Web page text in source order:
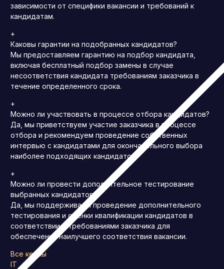
зависимости от специфики вакансии и требований к
кандидатам.
+
Каковы гарантии на подобранных кандидатов?
Мы предоставляем гарантию на подбор кандидата,
включая бесплатный подбор замены в случае
несоответствия кандидата требованиям заказчика в
течение определенного срока.
+
Можно ли участвовать в процессе отбора кандидатов?
Да, мы приветствуем участие заказчика в процессе
отбора и рекомендуем проведение собственных
интервью с кандидатами для окончательного выбора
наиболее подходящих кандидатов.
+
Можно ли провести дополнительное тестирование
выбранных кандидатов?
Да, мы поддерживаем проведение дополнительного
тестирования и оценки квалификации кандидатов в
соответствии с требованиями заказчика для
обеспечения наилучшего соответствия вакансии.
Все кейсы
IT